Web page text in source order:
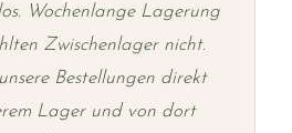
Wochenlange Lagerung
Zwischenlager nicht.
Bestellungen direkt
Lager und von dort